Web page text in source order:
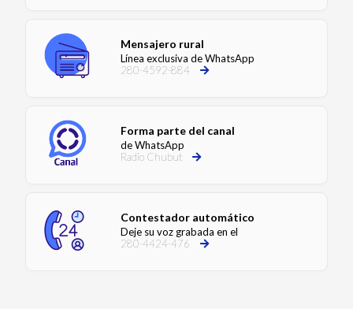
Mensajero rural
Línea exclusiva de WhatsApp
280-4592-884
Forma parte del canal
de WhatsApp
Radio Chubut
Contestador automático
Deje su voz grabada en el
280-4424-476